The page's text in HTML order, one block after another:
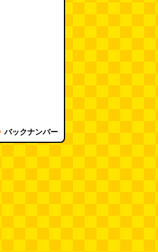
バックナンバー